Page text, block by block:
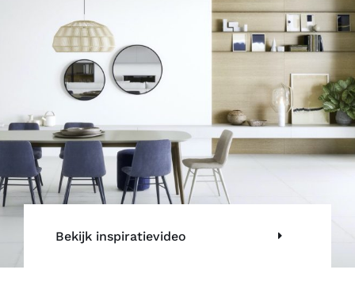
Bekijk inspiratievideo